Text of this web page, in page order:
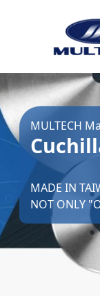
MULTECH
MADE IN
NOT ONLY